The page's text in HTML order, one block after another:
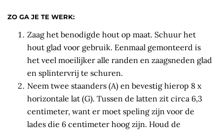
ZO GA JE TE WERK:
Zaag het benodigde hout op maat. Schuur het
hout glad voor gebruik. Eenmaal gemonteerd is
het veel moeilijker alle randen en zaagsneden glad
en splintervrij te schuren.
Neem twee staanders (A) en bevestig hierop 8 x
horizontale lat (G). Tussen de latten zit circa 6,3
centimeter, want er moet speling zijn voor de
lades die 6 centimeter hoog zijn. Houd de